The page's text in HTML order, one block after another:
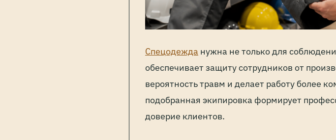
Спецодежда нужна не только для
обеспечивает защиту сотрудников от
вероятность травм и делает работу более
подобранная экипировка формирует
доверие клиентов.